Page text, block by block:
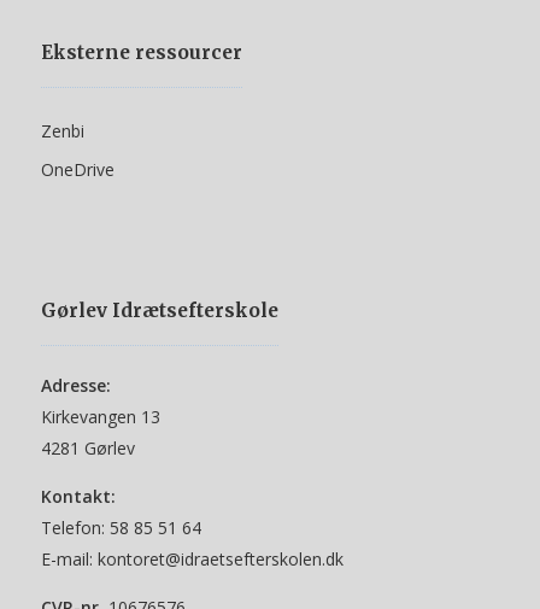
Eksterne ressourcer
Zenbi
OneDrive
Gørlev Idrætsefterskole
Adresse:
Kirkevangen 13
4281 Gørlev
Kontakt:
Telefon: 58 85 51 64
E-mail: kontoret@idraetsefterskolen.dk